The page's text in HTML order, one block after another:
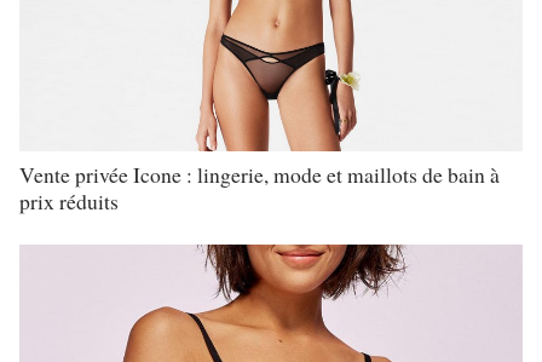
Vente privée Icone : lingerie, mode et maillots de bain à
prix réduits